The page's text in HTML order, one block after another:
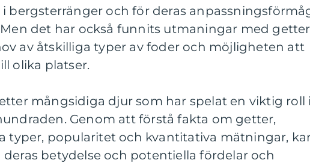
bergsterränger och för deras
det har också funnits utmaningar med
av åtskilliga typer av foder och möjligheten att
olika platser.
mångsidiga djur som har spelat en viktig roll i
Genom att förstå fakta om getter,
typer, popularitet och kvantitativa mätningar,
betydelse och potentiella fördelar och